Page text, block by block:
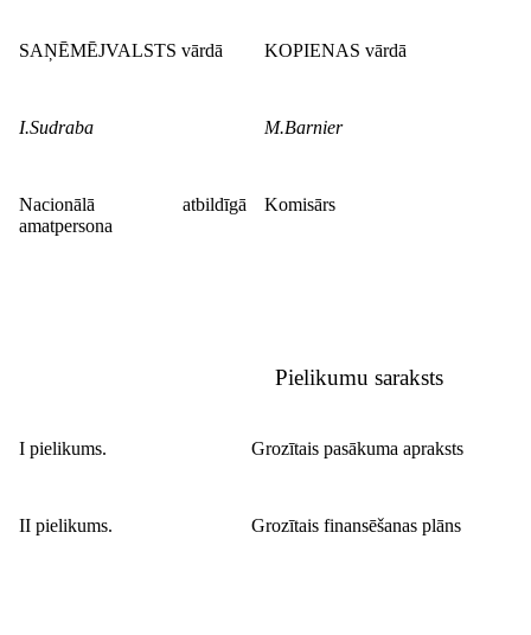
SAŅĒMĒJVALSTS vārdā KOPIENAS vārdā
I.Sudraba M.Barnier
Nacionālā atbildīgā
amatpersona
Komisārs
Pielikumu saraksts
I pielikums. Grozītais pasākuma apraksts
II pielikums. Grozītais finansēšanas plāns